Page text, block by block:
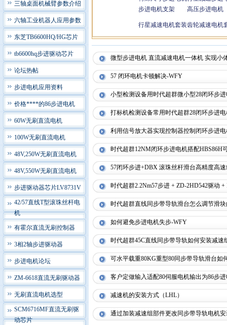
三轴桌面机械臂参数介绍
六轴工业机器人应用参数
东芝TB6600HQ/HG芯片
tb6600hq步进驱动芯片
论坛热帖
步进电机应用资料
价格****的86步进电机
60W无刷直流电机
100W无刷直流电机
48V,250W无刷直流电机
48V,550W无刷直流电机
步进驱动器芯片LV8731V
42/57直线T型滚珠丝杆电
机
有霍尔直流无刷控制器
3相2轴步进驱动器
步进电机论坛
ZM-6618直流无刷驱动器
无刷直流电机选型
SCM6716MF直流无刷驱
动芯片
步进电机支架
高压步进电机
行星减速电机套装齿轮减速电机
微型步进电机 直流减速电机一体机 实现小
57 闭环电机卡顿解决-WFY
小型检测设备用时代超群微小型28闭环步
打标机检测设备常用时代超群28闭环步进
利用信号放大器实现控制器控制闭环步进
时代超群12NM闭环步进电机搭配HBS86H
57闭环步进+DBX 滚珠丝杆滑台高精度高
时代超群2.2Nm57步进 + ZD-2HD542驱动
时代超群直线同步带导轨滑台怎么调节滑
如何避免步进电机失步-WFY
时代超群45C直线同步带导轨如何安装减速
可水平载重80KG重型80同步带导轨滑台如
客户定做输入适配80伺服电机输出为86步
减速机的安装方式（LHL）
通过加装减速组部件更改同步带导轨电机